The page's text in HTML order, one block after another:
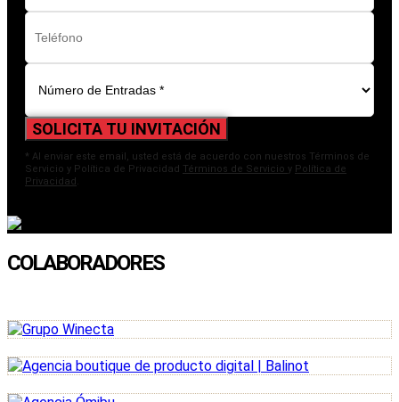
SOLICITA TU INVITACIÓN
* Al enviar este email, usted está de acuerdo con nuestros Términos de
Servicio y Política de Privacidad Términos de Servicio y Política de
Privacidad
COLABORADORES